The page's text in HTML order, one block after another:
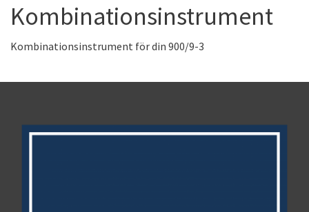
Kombinationsinstrument
Kombinationsinstrument för din 900/9-3